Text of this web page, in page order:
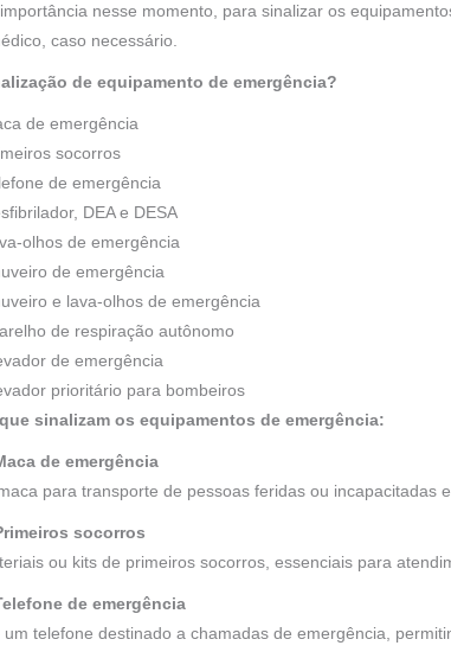
nesse momento, para sinalizar os
caso necessário.
de equipamento de emergência?
de emergência
socorros
de emergência
DEA e DESA
olhos de emergência
de emergência
e lava-olhos de emergência
de respiração autônomo
de emergência
prioritário para bombeiros
sinalizam os equipamentos de emergência:
de emergência
para transporte de pessoas feridas ou incapacitadas
socorros
ou kits de primeiros socorros, essenciais para
de emergência
telefone destinado a chamadas de emergência,